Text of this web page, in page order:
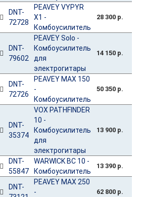
DNT-
72728
PEAVEY VYPYR
X1 -
Комбоусилитель
28 300 р.
DNT-
79602
PEAVEY Solo -
Комбоусилитель
для
электрогитары
14 150 р.
DNT-
72726
PEAVEY MAX 150
-
Комбоусилитель
50 350 р.
DNT-
35374
VOX PATHFINDER
10 -
Комбоусилитель
для
электрогитары
13 900 р.
DNT-
55847
WARWICK BC 10 -
Комбоусилитель
13 390 р.
DNT-
PEAVEY MAX 250
-
62 800 р.